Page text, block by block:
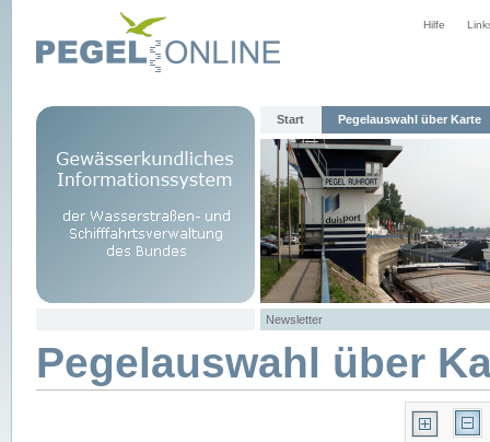
Hilfe
Start Pegelauswahl über Karte
Newsletter
Pegelauswahl über